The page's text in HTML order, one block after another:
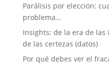
Parálisis por elección:
problema…
Insights: de la era de las
de las certezas (datos)
Por qué debes ver el